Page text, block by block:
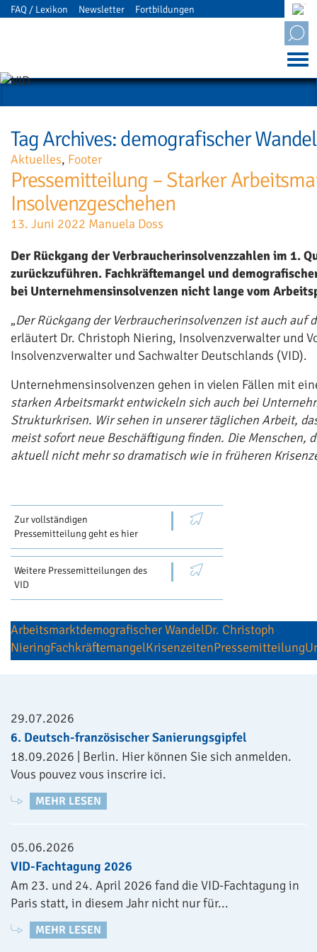
FAQ / Lexikon Newsletter Fortbildungen
Mitgliederbereich
Tag Archives: demografischer Wandel
Aktuelles, Footer
Pressemitteilung – Starker
Insolvenzgeschehen
13. Juni 2022 Manuela Doss
Der Rückgang der Verbraucherinsolvenzzahlen im 1.
zurückzuführen. Fachkräftemangel und
bei Unternehmensinsolvenzen nicht lange vom
„Der Rückgang der Verbraucherinsolvenzen ist auch
erläutert Dr. Christoph Niering, Insolvenzverwalter und
Insolvenzverwalter und Sachwalter Deutschlands (VID).
Unternehmensinsolvenzen gehen in vielen Fällen mit
starken Arbeitsmarkt entwickeln sich auch bei
Strukturkrisen. Wir sehen in unserer täglichen Arbeit,
meist sofort neue Beschäftigung finden. Die Menschen,
aktuell nicht mehr so dramatisch wie in früheren
Zur vollständigen
Pressemitteilung geht es hier
Weitere Pressemitteilungen des
VID
Arbeitsmarktdemografischer WandelDr. Christoph
NieringFachkräftemangelKrisenzeitenPressemitteilung
29.07.2026
6. Deutsch-französischer Sanierungsgipfel
18.09.2026 | Berlin. Hier können Sie sich anmelden.
Vous pouvez vous inscrire ici.
MEHR LESEN
05.06.2026
VID-Fachtagung 2026
Am 23. und 24. April 2026 fand die VID-Fachtagung in
Paris statt, in diesem Jahr nicht nur für...
MEHR LESEN